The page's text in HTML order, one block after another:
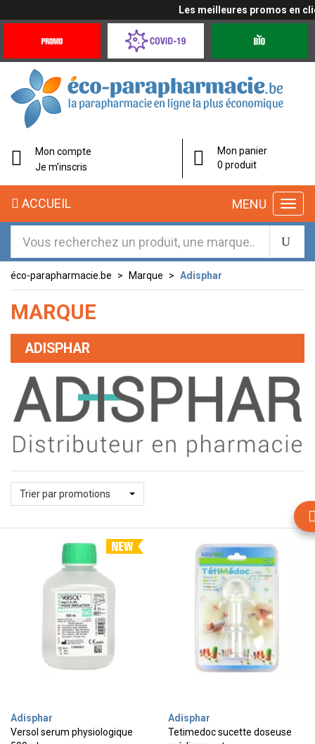
Les meilleures promos en
Offres
Coronavirus
éco-
parapharmacie.fr
éco-
parapharmacie.fr
Mon compte
Je m’inscris
Mon panier
0 produit
MENU
ACCUEIL
éco-parapharmacie.be Marque Adisphar
MARQUE
ADISPHAR
Trier par promotions
Adisphar
Versol serum physiologique
Adisphar
Tetimedoc sucette doseuse